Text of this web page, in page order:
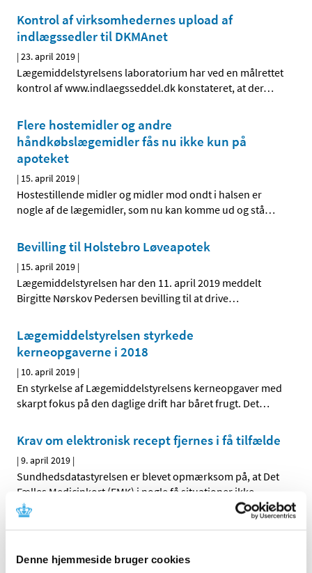
Denne hjemmeside bruger cookies
Kontrol af virksomhedernes upload af
indlægssedler til DKMAnet
|23. april 2019 |
Lægemiddelstyrelsens laboratorium har ved en målrettet
kontrol af www.indlaegsseddel.dk konstateret, at der…
Flere hostemidler og andre
håndkøbslægemidler fås nu ikke kun på
apoteket
| 15. april 2019 |
Hostestillende midler og midler mod ondt i halsen er
nogle af de lægemidler, som nu kan komme ud og stå…
Bevilling til Holstebro Løveapotek
| 15. april 2019 |
Lægemiddelstyrelsen har den 11. april 2019 meddelt
Birgitte Nørskov Pedersen bevilling til at drive…
Lægemiddelstyrelsen styrkede
kerneopgaverne i 2018
| 10. april 2019 |
En styrkelse af Lægemiddelstyrelsens kerneopgaver med
skarpt fokus på den daglige drift har båret frugt. Det…
Krav om elektronisk recept fjernes i få tilfælde
|9. april 2019 |
Sundhedsdatastyrelsen er blevet opmærksom på, at Det
Fælles Medicinkort (FMK) i nogle få situationer ikke
Rapport om indberetninger om formodede
|8. april 2019|